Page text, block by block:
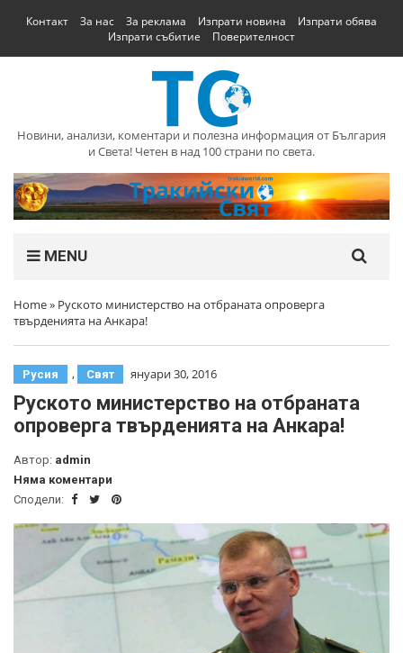
Контакт За нас За реклама Изпрати новина
Изпрати обява
Изпрати събитие
Поверителност
Новини, анализи, коментари и полезна информация от България
и Света! Четен в над 100 страни по света.
MENU
Home» Руското министерство на отбраната опроверга
твърденията на Анкара!
Русия , Свят януари 30, 2016
Руското министерство на отбраната
опроверга твърденията на Анкара!
Автор: admin
Няма коментари
Сподели: